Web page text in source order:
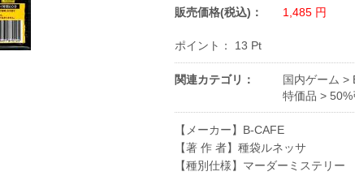
販売価格(税込)： 1,485 円
ポイント： 13 Pt
関連カテゴリ： 国内ゲーム >
特価品 > 50%
【メーカー】B-CAFE
【著 作 者】種袋ルネッサ
【種別仕様】マーダーミステリー